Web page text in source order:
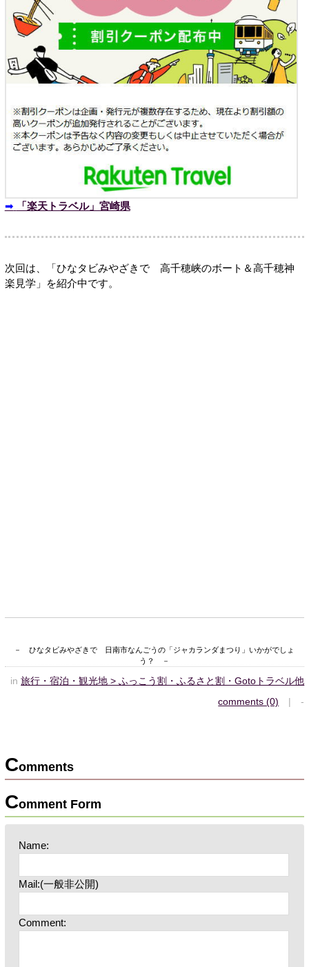
➡ 「楽天トラベル」宮崎県
次回は、「ひなタビみやざきで 高千穂峡のボート＆高千穂神
楽見学」を紹介中です。
－ ひなタビみやざきで 日南市なんごうの「ジャカランダまつり」いかがでしょ
う？ －
in旅行・宿泊・観光地 > ふっこう割・ふるさと割・Gotoトラベル他
comments (0) | -
Comments
Comment Form
Name:
Mail:(一般非公開)
Comment: